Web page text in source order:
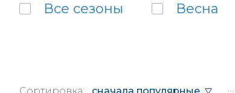
Все сезоны Весна